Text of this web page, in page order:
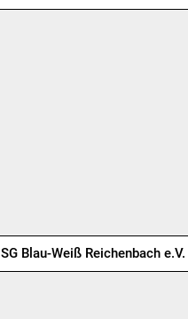
SG Blau-Weiß Reichenbach e.V.